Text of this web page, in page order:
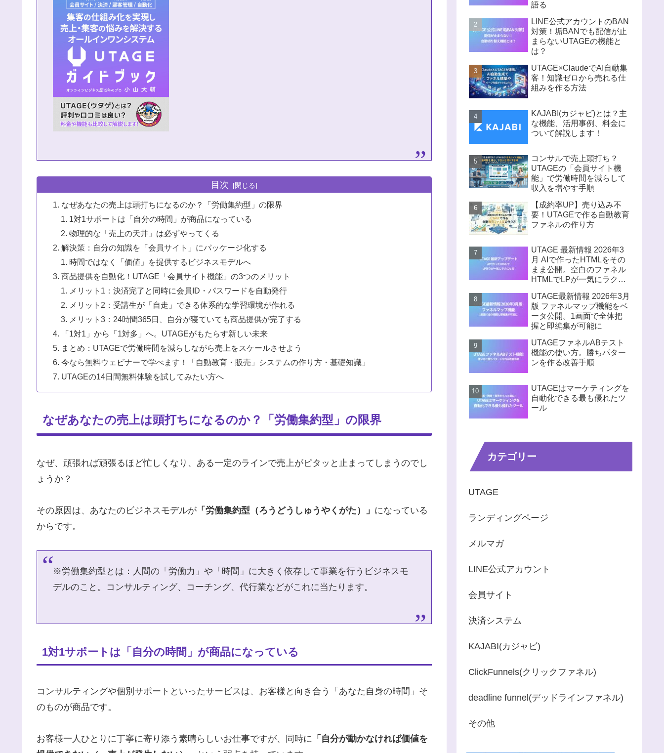
目次
なぜあなたの売上は頭打ちになるのか？「労働集約型」の限界
1対1サポートは「自分の時間」が商品になっている
物理的な「売上の天井」は必ずやってくる
解決策：自分の知識を「会員サイト」にパッケージ化する
時間ではなく「価値」を提供するビジネスモデルへ
商品提供を自動化！UTAGE「会員サイト機能」の3つのメリット
メリット1：決済完了と同時に会員ID・パスワードを自動発行
メリット2：受講生が「自走」できる体系的な学習環境が作れる
メリット3：24時間365日、自分が寝ていても商品提供が完了する
「1対1」から「1対多」へ。UTAGEがもたらす新しい未来
まとめ：UTAGEで労働時間を減らしながら売上をスケールさせよう
今なら無料ウェビナーで学べます！「自動教育・販売」システムの作り方・基礎知識」
UTAGEの14日間無料体験を試してみたい方へ
なぜあなたの売上は頭打ちになるのか？「労働集約型」の限界
なぜ、頑張れば頑張るほど忙しくなり、ある一定のラインで売上がピタッと止まってしまうのでし
ょうか？
その原因は、あなたのビジネスモデルが 「労働集約型（ろうどうしゅうやくがた）」 になっている
からです。
※労働集約型とは：人間の「労働力」や「時間」に大きく依存して事業を行うビジネスモ
デルのこと。コンサルティング、コーチング、代行業などがこれに当たります。
1対1サポートは「自分の時間」が商品になっている
コンサルティングや個別サポートといったサービスは、お客様と向き合う「あなた自身の時間」そ
のものが商品です。
お客様一人ひとりに丁寧に寄り添う素晴らしいお仕事ですが、同時に 「自分が動かなければ価値を
語る
LINE公式アカウントのBAN
対策！垢BANでも配信が止
まらないUTAGEの機能と
は？
UTAGE×ClaudeでAI自動集
客！知識ゼロから売れる仕
組みを作る方法
KAJABI(カジャビ)とは？主
な機能、活用事例、料金に
ついて解説します！
コンサルで売上頭打ち？
UTAGEの「会員サイト機
能」で労働時間を減らして
収入を増やす手順
【成約率UP】売り込み不
要！UTAGEで作る自動教育
ファネルの作り方
UTAGE 最新情報 2026年3
月 AIで作ったHTMLをその
まま公開。空白のファネル
HTMLでLPが一気にラクに
UTAGE最新情報 2026年3月
版 ファネルマップ機能をベ
ータ公開。1画面で全体把
握と即編集が可能に
UTAGEファネルABテスト
機能の使い方。勝ちパター
ンを作る改善手順
UTAGEはマーケティングを
自動化できる最も優れたツ
ール
カテゴリー
UTAGE
ランディングページ
メルマガ
LINE公式アカウント
会員サイト
決済システム
KAJABI(カジャビ)
ClickFunnels(クリックファネル)
deadline funnel(デッドラインファネル)
その他